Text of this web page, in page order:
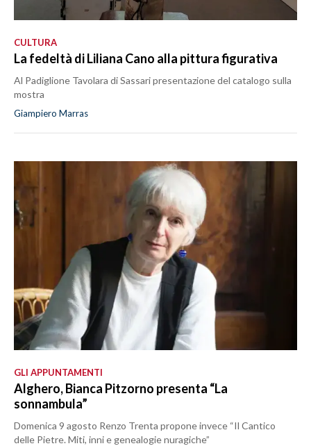
CULTURA
La fedeltà di Liliana Cano alla pittura figurativa
Al Padiglione Tavolara di Sassari presentazione del catalogo sulla
mostra
Giampiero Marras
GLI APPUNTAMENTI
Alghero, Bianca Pitzorno presenta “La
sonnambula”
Domenica 9 agosto Renzo Trenta propone invece “Il Cantico
delle Pietre. Miti, inni e genealogie nuragiche”